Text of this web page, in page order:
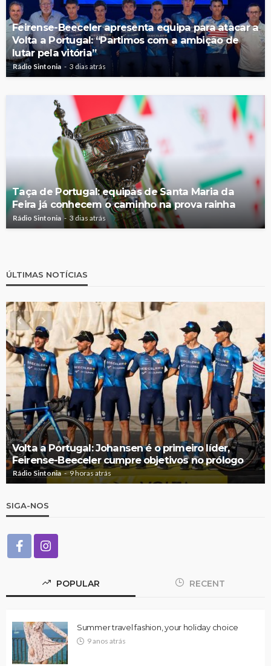
Feirense-Beeceler apresenta equipa para atacar a
Volta a Portugal: “Partimos com a ambição de
lutar pela vitória”
Rádio Sintonia 3 dias atrás
Taça de Portugal: equipas de Santa Maria da
Feira já conhecem o caminho na prova rainha
Rádio Sintonia 3 dias atrás
ÚLTIMAS NOTÍCIAS
Volta a Portugal: Johansen é o primeiro líder,
Feirense-Beeceler cumpre objetivos no prólogo
Rádio Sintonia 9 horas atrás
SIGA-NOS
POPULAR RECENT
Summer travel fashion, your holiday choice
9 anos atrás